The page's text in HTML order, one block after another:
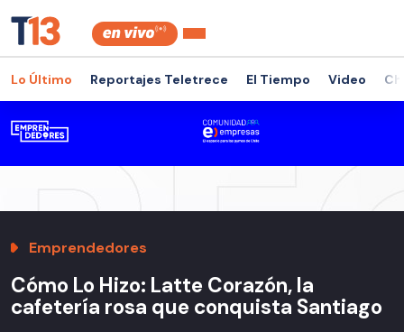
Lo Último Reportajes Teletrece El Tiempo Video
Emprendedores
Cómo Lo Hizo: Latte Corazón, la
cafetería rosa que conquista Santiago